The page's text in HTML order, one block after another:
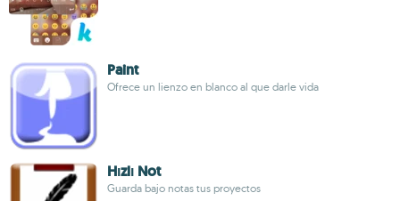
Paint
Ofrece un lienzo en blanco al que darle vida
Hızlı Not
Guarda bajo notas tus proyectos